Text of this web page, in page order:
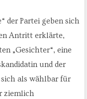
der Partei geben sich
Antritt erklärte,
„Gesichter“, eine
und der
als wählbar für
ziemlich